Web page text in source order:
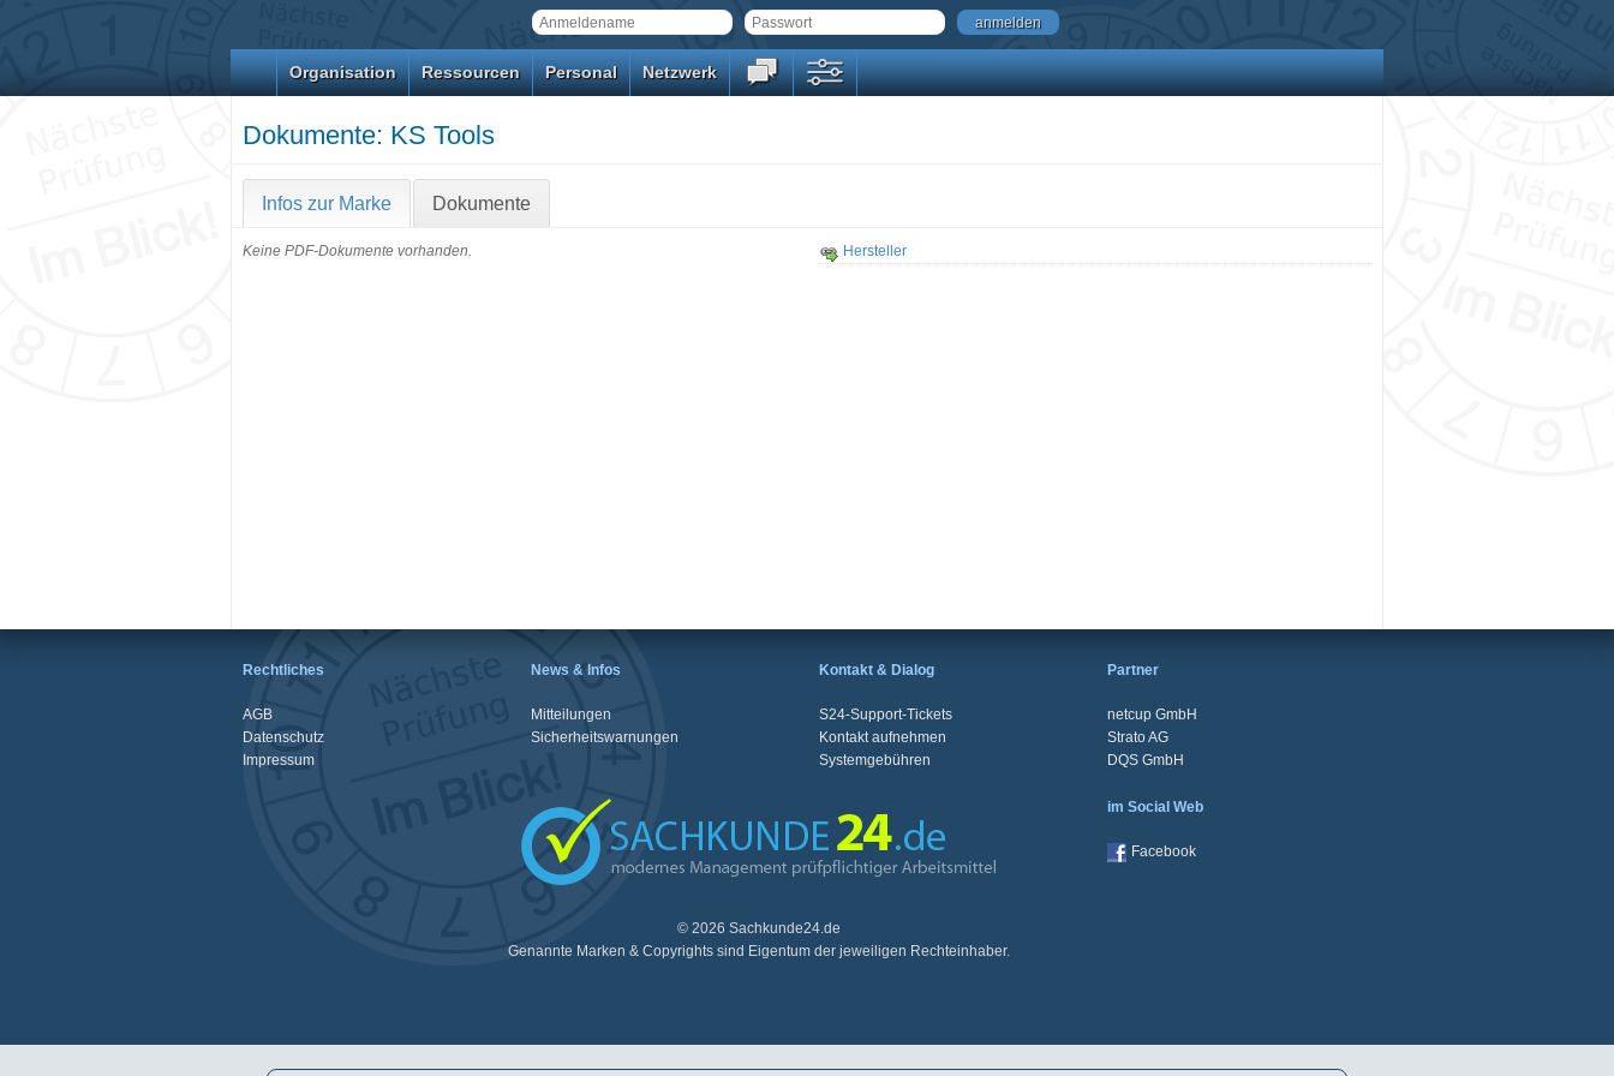
anmelden
Organisation Ressourcen Personal Netzwerk
Dokumente: KS Tools
Infos zur Marke Dokumente
Keine PDF-Dokumente vorhanden. Hersteller
Rechtliches
AGB
Datenschutz
Impressum
News & Infos
Mitteilungen
Sicherheitswarnungen
Kontakt & Dialog
S24-Support-Tickets
Kontakt aufnehmen
Systemgebühren
Partner
netcup GmbH
Strato AG
DQS GmbH
© 2026 Sachkunde24.de
Genannte Marken & Copyrights sind Eigentum der jeweiligen Rechteinhaber.
im Social Web
Facebook